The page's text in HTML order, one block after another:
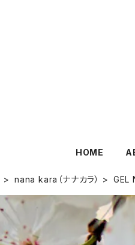
HOME
nana kara（ナナカラ） GEL